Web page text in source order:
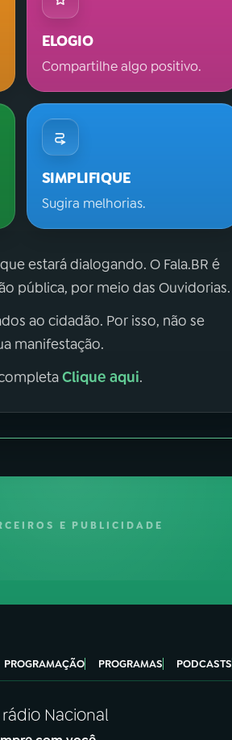
ELOGIO
Compartilhe algo positivo.
SIMPLIFIQUE
Sugira melhorias.
estará dialogando. O Fala.BR é
pública, por meio das Ouvidorias.
ao cidadão. Por isso, não se
manifestação.
Clique aqui.
E PUBLICIDADE
PROGRAMAÇÃO PROGRAMAS PODCASTS
Nacional